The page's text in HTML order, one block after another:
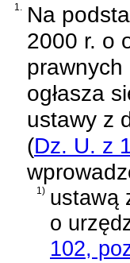
1. Na
2000 r. o
prawnych
ogłasza
ustawy z
(Dz. U. z
1) ustawą
o
102,